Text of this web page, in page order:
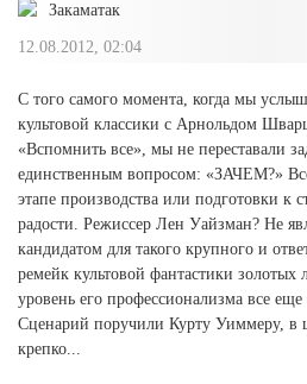
Закаматак
12.08.2012, 02:04
С того самого момента, когда мы
культовой классики с Арнольдом
«Вспомнить все», мы не переставали
единственным вопросом: «ЗАЧЕМ?»
этапе производства или подготовки к
радости. Режиссер Лен Уайзман? Не
кандидатом для такого крупного и
ремейк культовой фантастики золотых
уровень его профессионализма все еще
Сценарий поручили Курту Уиммеру, в
крепко...